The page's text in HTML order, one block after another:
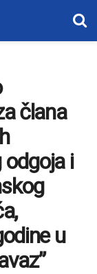
člana
i
u